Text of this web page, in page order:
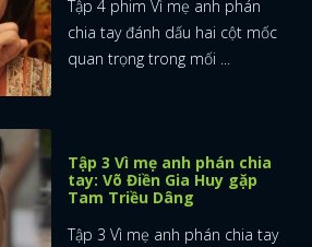
Tập 4 phim Vì mẹ anh phán
chia tay đánh dấu hai cột mốc
quan trọng trong mối ...
Tập 3 Vì mẹ anh phán chia
tay: Võ Điền Gia Huy gặp
Tam Triều Dâng
Tập 3 Vì mẹ anh phán chia tay